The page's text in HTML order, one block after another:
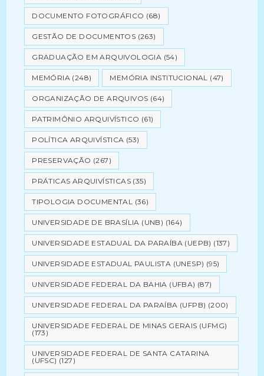
DOCUMENTO FOTOGRÁFICO (68)
GESTÃO DE DOCUMENTOS (263)
GRADUAÇÃO EM ARQUIVOLOGIA (54)
MEMÓRIA (248) MEMÓRIA INSTITUCIONAL (47)
ORGANIZAÇÃO DE ARQUIVOS (64)
PATRIMÔNIO ARQUIVÍSTICO (61)
POLÍTICA ARQUIVÍSTICA (53)
PRESERVAÇÃO (267)
PRÁTICAS ARQUIVÍSTICAS (35)
TIPOLOGIA DOCUMENTAL (36)
UNIVERSIDADE DE BRASÍLIA (UNB) (164)
UNIVERSIDADE ESTADUAL DA PARAÍBA (UEPB) (137)
UNIVERSIDADE ESTADUAL PAULISTA (UNESP) (95)
UNIVERSIDADE FEDERAL DA BAHIA (UFBA) (87)
UNIVERSIDADE FEDERAL DA PARAÍBA (UFPB) (200)
UNIVERSIDADE FEDERAL DE MINAS GERAIS (UFMG)
(173)
UNIVERSIDADE FEDERAL DE SANTA CATARINA
(UFSC) (127)